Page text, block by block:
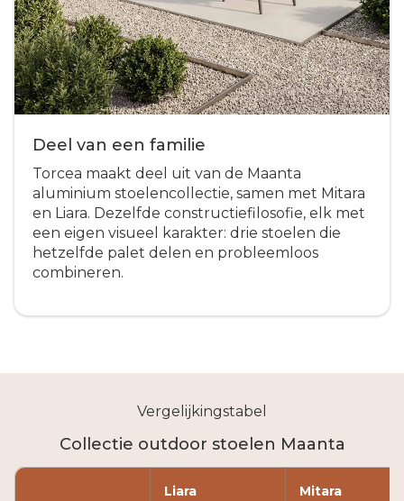
Deel van een familie
Torcea maakt deel uit van de Maanta
aluminium stoelencollectie, samen met Mitara
en Liara. Dezelfde constructiefilosofie, elk met
een eigen visueel karakter: drie stoelen die
hetzelfde palet delen en probleemloos
combineren.
Vergelijkingstabel
Collectie outdoor stoelen Maanta
Liara Mitara